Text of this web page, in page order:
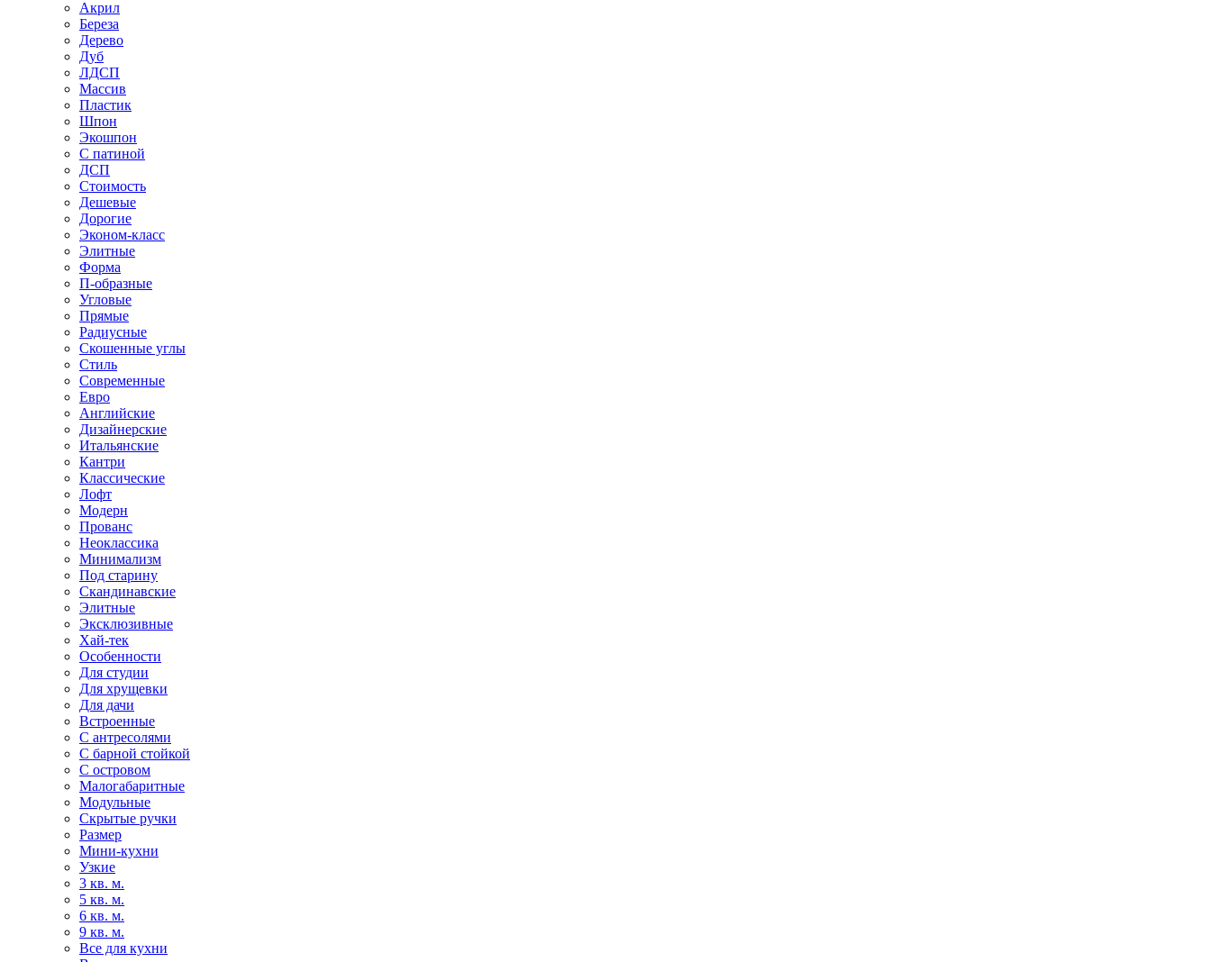
Акрил
Береза
Дерево
Дуб
ЛДСП
Массив
Пластик
Шпон
Экошпон
С патиной
ДСП
Стоимость
Дешевые
Дорогие
Эконом-класс
Элитные
Форма
П-образные
Угловые
Прямые
Радиусные
Скошенные углы
Стиль
Современные
Евро
Английские
Дизайнерские
Итальянские
Кантри
Классические
Лофт
Модерн
Прованс
Неоклассика
Минимализм
Под старину
Скандинавские
Элитные
Эксклюзивные
Хай-тек
Особенности
Для студии
Для хрущевки
Для дачи
Встроенные
С антресолями
С барной стойкой
С островом
Малогабаритные
Модульные
Скрытые ручки
Размер
Мини-кухни
Узкие
3 кв. м.
5 кв. м.
6 кв. м.
9 кв. м.
Все для кухни